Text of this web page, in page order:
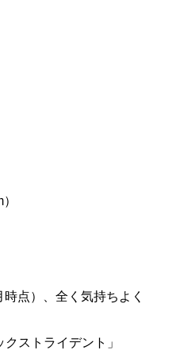
点）、全く気持ちよく
ストライデント」